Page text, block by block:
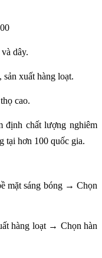
dây.
xuất hàng loạt.
cao.
định chất lượng nghiêm
tại hơn 100 quốc gia.
mặt sáng bóng → Chọn
hàng loạt → Chọn hàn